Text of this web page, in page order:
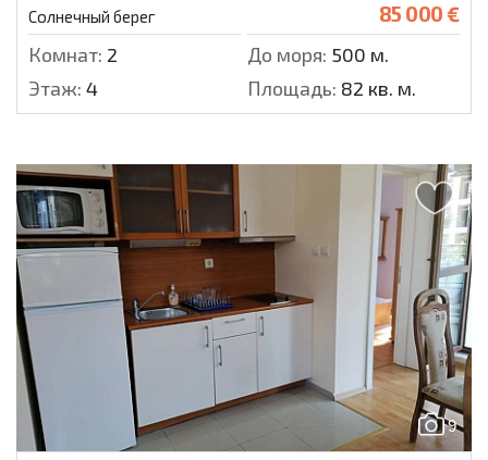
Солнечный берег 85 000 €
Комнат: 2 До моря: 500 м.
Этаж: 4 Площадь: 82 кв. м.
9